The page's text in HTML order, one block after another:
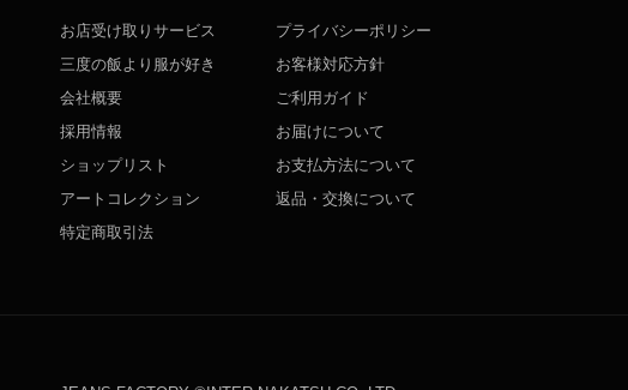
お店受け取りサービス
三度の飯より服が好き
会社概要
採用情報
ショップリスト
アートコレクション
特定商取引法
プライバシーポリシー
お客様対応方針
ご利用ガイド
お届けについて
お支払方法について
返品・交換について